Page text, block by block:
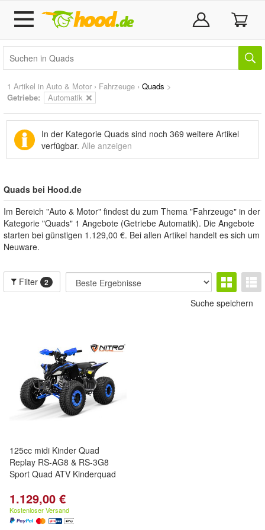
1 Artikel in Auto & Motor › Fahrzeuge › Quads >
Getriebe:
Automatik
In der Kategorie Quads sind noch 369 weitere Artikel
verfügbar. Alle anzeigen
Quads bei Hood.de
Im Bereich "Auto & Motor" findest du zum Thema "Fahrzeuge" in der
Kategorie "Quads" 1 Angebote (Getriebe Automatik). Die Angebote
starten bei günstigen 1.129,00 €. Bei allen Artikel handelt es sich um
Neuware.
Filter 2
Suche speichern
125cc midi Kinder Quad
Replay RS-AG8 & RS-3G8
Sport Quad ATV Kinderquad
1.129,00 €
Kostenloser Versand